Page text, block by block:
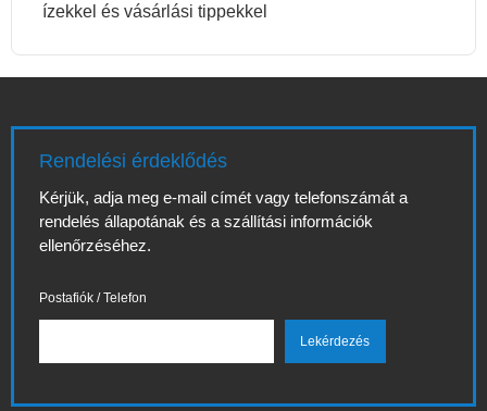
ízekkel és vásárlási tippekkel
Rendelési érdeklődés
Kérjük, adja meg e-mail címét vagy telefonszámát a
rendelés állapotának és a szállítási információk
ellenőrzéséhez.
Postafiók / Telefon